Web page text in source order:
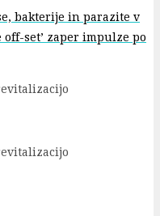
bakterije in parazite v
set’ zaper impulze po